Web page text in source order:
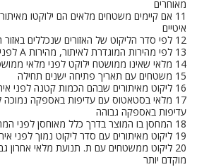
מאוחרים
11 אם קיימים משטחים מלאים הם ילוקטו
איטיים
12 לפי סדר הליקוט של האזורים שנכללים באזור העל
13 לפי מהירות המוגדרת לאיתור, מהירות A לפני B לפני C
14 מלאי שאינו ממושטח ילוקט לפני מלאי ממושטח
15 משטחים עם תאריך פתיחה ישנים תחילה
16 ליקוט מאיתורים שבהם הכמות קטנה לפני איתורים שבהם הכמות גדולה
17 מלאי בסטאטוס עם עדיפות באספקה
עדיפות באספקה גבוהה
18 המחסן בו המוצר בדרך כלל מאוחסן לפני המחסנים האחרים
19 ליקוט מאיתורים עם סדר ליקוט נמוך לפני איתורים עם סדר ליקוט גבוה
20 ליקוט ממשטחים עם ת. תנועת מלאי אחרון
מוקדם יותר